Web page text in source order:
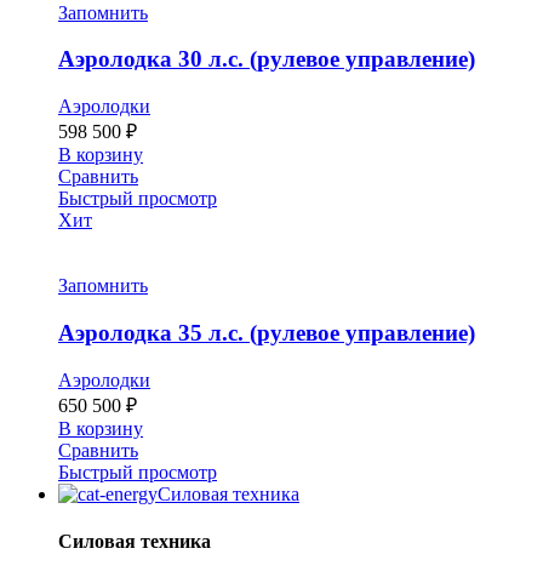
Запомнить
Аэролодка 30 л.с. (рулевое управление)
Аэролодки
598 500 ₽
В корзину
Сравнить
Быстрый просмотр
Хит
Запомнить
Аэролодка 35 л.с. (рулевое управление)
Аэролодки
650 500 ₽
В корзину
Сравнить
Быстрый просмотр
Силовая техника
Силовая техника